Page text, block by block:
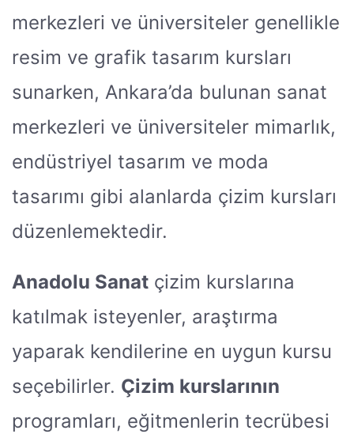
merkezleri ve üniversiteler genellikle
resim ve grafik tasarım kursları
sunarken, Ankara’da bulunan sanat
merkezleri ve üniversiteler mimarlık,
endüstriyel tasarım ve moda
tasarımı gibi alanlarda çizim kursları
düzenlemektedir.
Anadolu Sanat çizim kurslarına
katılmak isteyenler, araştırma
yaparak kendilerine en uygun kursu
seçebilirler. Çizim kurslarının
programları, eğitmenlerin tecrübesi